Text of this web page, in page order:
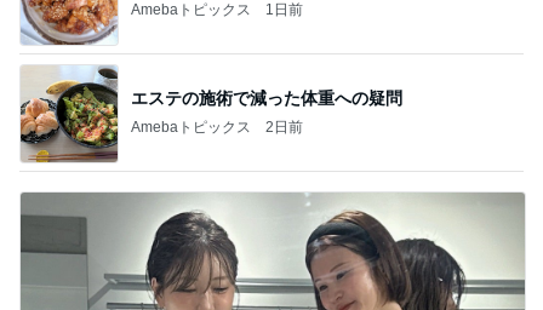
Amebaトピックス 1日前
エステの施術で減った体重への疑問
Amebaトピックス 2日前